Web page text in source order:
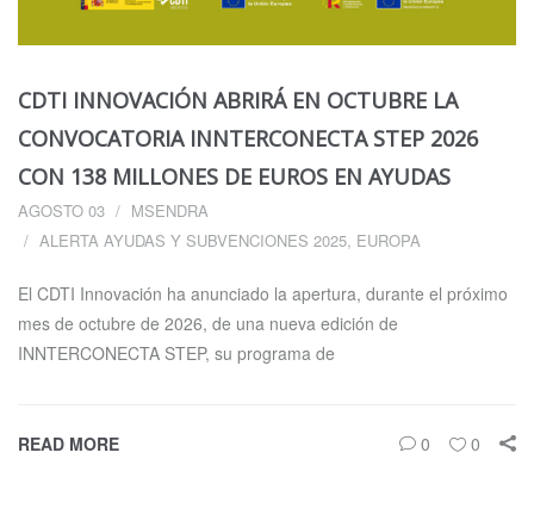
CDTI INNOVACIÓN ABRIRÁ EN OCTUBRE LA
CONVOCATORIA INNTERCONECTA STEP 2026
CON 138 MILLONES DE EUROS EN AYUDAS
AGOSTO 03
MSENDRA
ALERTA AYUDAS Y SUBVENCIONES 2025, EUROPA
El CDTI Innovación ha anunciado la apertura, durante el próximo
mes de octubre de 2026, de una nueva edición de
INNTERCONECTA STEP, su programa de
READ MORE 0 0